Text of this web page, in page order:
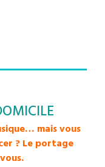
mais vous
?Le portage